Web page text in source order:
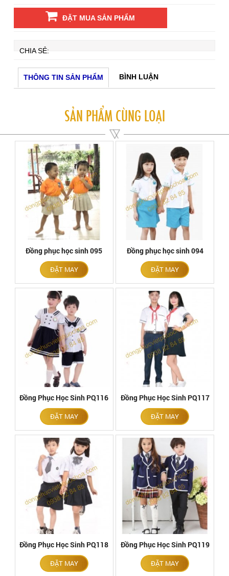
ĐẶT MUA SẢN PHẨM
CHIA SẺ:
THÔNG TIN SẢN PHẨM BÌNH LUẬN
SẢN PHẨM CÙNG LOẠI
Đồng phục học sinh 095
ĐẶT MAY
Đồng phục học sinh 094
ĐẶT MAY
Đồng Phục Học Sinh PQ116
ĐẶT MAY
Đồng Phục Học Sinh PQ117
ĐẶT MAY
Đồng Phục Học Sinh PQ118
ĐẶT MAY
Đồng Phục Học Sinh PQ119
ĐẶT MAY